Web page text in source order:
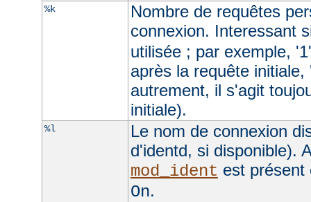
%k
Nombre de requêtes
connexion. Interessant
utilisée ; par exemple,
après la requête
autrement, il s'agit
initiale).
%l
Le nom de connexion
d'identd, si disponible).
mod_ident est
On.